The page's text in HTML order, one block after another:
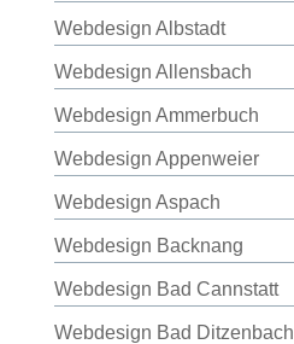
Webdesign Albstadt
Webdesign Allensbach
Webdesign Ammerbuch
Webdesign Appenweier
Webdesign Aspach
Webdesign Backnang
Webdesign Bad Cannstatt
Webdesign Bad Ditzenbach